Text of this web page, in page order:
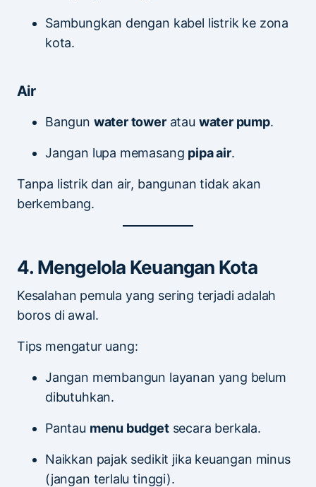
Sambungkan dengan kabel listrik ke zona
kota.
Air
Bangun water toweratau water pump.
Jangan lupa memasang pipa air.
Tanpa listrik dan air, bangunan tidak akan
berkembang.
4. Mengelola Keuangan Kota
Kesalahan pemula yang sering terjadi adalah
boros di awal.
Tips mengatur uang:
Jangan membangun layanan yang belum
dibutuhkan.
Pantau menu budgetsecara berkala.
Naikkan pajak sedikit jika keuangan minus
(jangan terlalu tinggi).